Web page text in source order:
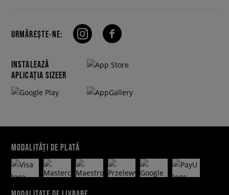
URMĂREȘTE-NE:
INSTALEAZĂ
APLICAȚIA SIZEER
MODALITĂȚI DE PLATĂ